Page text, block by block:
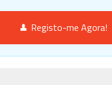
Registo-me Agora!